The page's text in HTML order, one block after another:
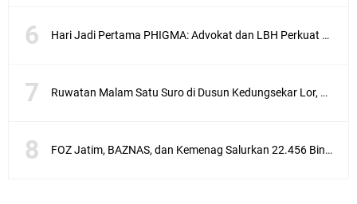
Hari Jadi Pertama PHIGMA: Advokat dan LBH Perkuat Soliditas di Jakarta
Ruwatan Malam Satu Suro di Dusun Kedungsekar Lor, Tradisi Luhur yang Terus Istiqomah
FOZ Jatim, BAZNAS, dan Kemenag Salurkan 22.456 Bingkisan Lebaran Yatim Serentak di Berbagai Daerah di Jawa Timur